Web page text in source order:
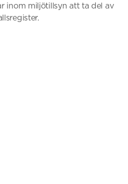
inom miljötillsyn att ta del av